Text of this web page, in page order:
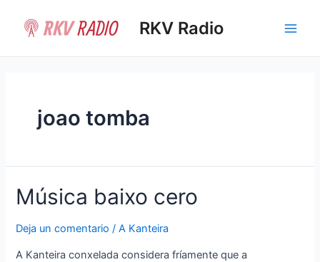
contenido
RKV Radio
joao tomba
Música baixo cero
Deja un comentario /A Kanteira
A Kanteira conxelada considera fríamente que a